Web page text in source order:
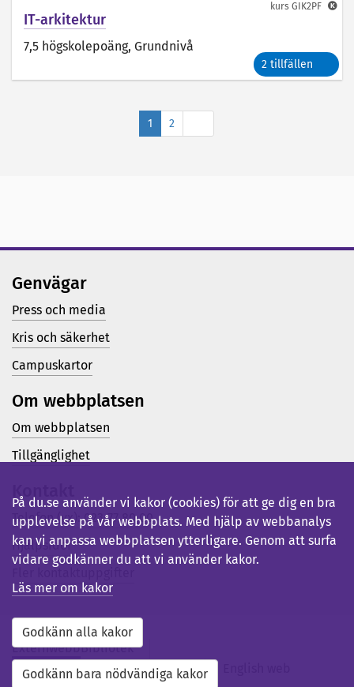
IT-arkitektur
7,5 högskolepoäng, Grundnivå
2 tillfällen
kurs GIK2PF
1 2
Genvägar
Press och media
Kris och säkerhet
Campuskartor
Om webbplatsen
Om webbplatsen
Tillgänglighet
Kontakt
Telefon (vx): 023-77 80 00
Hjälpsidor
ExternwebbBibliotek
StudentwebbMedarbetarwebb
På du.se använder vi kakor (cookies) för att ge dig en bra
upplevelse på vår webbplats. Med hjälp av webbanalys
kan vi anpassa webbplatsen ytterligare. Genom att surfa
vidare godkänner du att vi använder kakor.
Läs mer om kakor
Godkänn alla kakor
Godkänn bara nödvändiga kakor